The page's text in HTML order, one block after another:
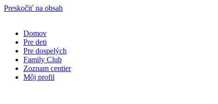
Preskočiť na obsah
Domov
Pre deti
Pre dospelých
Family Club
Zoznam centier
Môj profil